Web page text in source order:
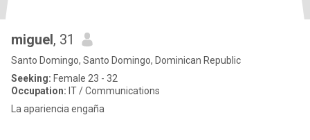
miguel, 31
Santo Domingo, Santo Domingo, Dominican Republic
Seeking: Female 23 - 32
Occupation: IT / Communications
La apariencia engaña